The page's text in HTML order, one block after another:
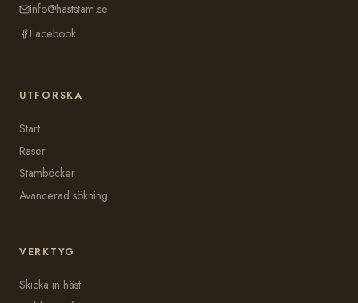
info@haststam.se
Facebook
UTFORSKA
Start
Raser
Stamböcker
Avancerad sökning
VERKTYG
Skicka in häst